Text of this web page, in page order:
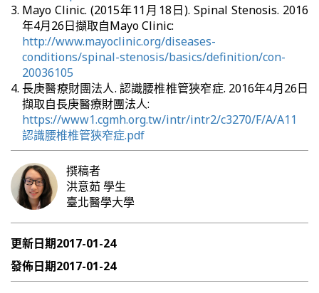
Mayo Clinic. (2015年11月18日). Spinal Stenosis. 2016
年4月26日擷取自Mayo Clinic:
http://www.mayoclinic.org/diseases-
conditions/spinal-stenosis/basics/definition/con-
20036105
長庚醫療財團法人. 認識腰椎椎管狹窄症. 2016年4月26日
擷取自長庚醫療財團法人:
https://www1.cgmh.org.tw/intr/intr2/c3270/F/A/A11
認識腰椎椎管狹窄症.pdf
撰稿者
洪意茹學生
臺北醫學大學
更新日期2017-01-24
發佈日期2017-01-24